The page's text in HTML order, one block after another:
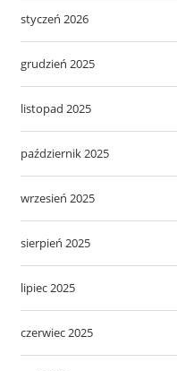
styczeń 2026
grudzień 2025
listopad 2025
październik 2025
wrzesień 2025
sierpień 2025
lipiec 2025
czerwiec 2025